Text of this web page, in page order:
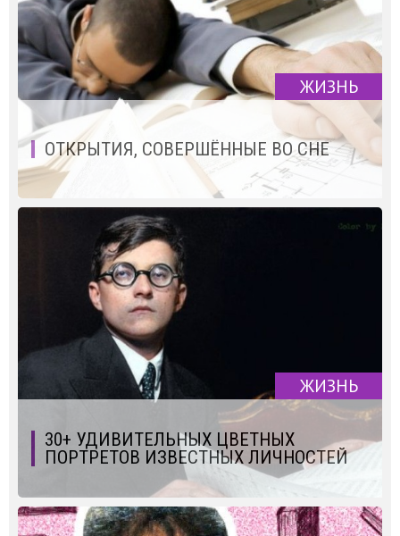
ЖИЗНЬ
ОТКРЫТИЯ, СОВЕРШЁННЫЕ ВО СНЕ
ЖИЗНЬ
30+ УДИВИТЕЛЬНЫХ ЦВЕТНЫХ
ПОРТРЕТОВ ИЗВЕСТНЫХ ЛИЧНОСТЕЙ